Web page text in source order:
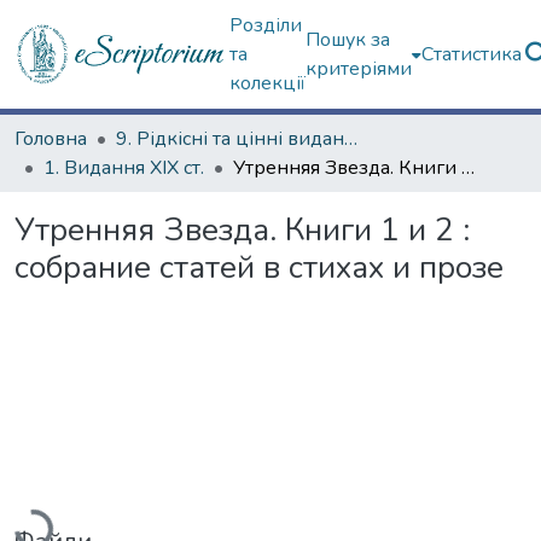
Розділи
та
колекції
Пошук за
критеріями
Статистика
Головна
9. Рідкісні та цінні видання
1. Видання ХІХ ст.
Утренняя Звезда. Книги 1 и 2 : собрание статей в стихах и прозе
Утренняя Звезда. Книги 1 и 2 :
собрание статей в стихах и прозе
Вантажиться...